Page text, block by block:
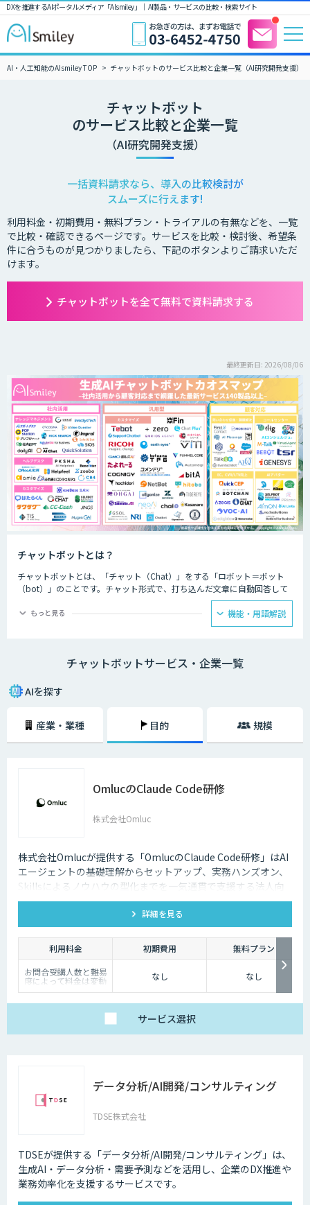
DXを推進するAIポータルメディア「AIsmiley」｜ AI製品・サービスの比較・検索サイト
AI・人工知能のAIsmiley TOP チャットボットのサービス比較と企業一覧（AI研究開発支援）
チャットボット
のサービス比較と企業一覧
（AI研究開発支援）
一括資料請求なら、導入の比較検討が
スムーズに行えます!
利用料金・初期費用・無料プラン・トライアルの有無などを、一覧
で比較・確認できるページです。サービスを比較・検討後、希望条
件に合うものが見つかりましたら、下記のボタンよりご請求いただ
けます。
チャットボットを全て無料で資料請求する
最終更新日: 2026/08/06
チャットボットとは？
チャットボットとは、「チャット（Chat）」をする「ロボット＝ボット
（bot）」のことです。チャット形式で、打ち込んだ文章に自動回答して
チャットボットは、大きく分けると「AI型」と「シナリオ型」という2つ
・AI型チャットボットの特徴
「機械学習型」といわれる仕組みを採用したチャットボットで、文章全体
の意味を理解した上で回答を返すことができるという特徴を持っていま
め、その学習を重ねるごとにチャットの回答精度が向上されていくのが大
シナリオ型チャットボットにはAIが搭載されていないため、「Aという単
語が含まれていたらBを返答する」といったルールを人間が事前に設定し
ておかなければなりません。また、AI型のように学習を重ねていくわけで
もないため、不適切な返答が行われてしまう場合には、担当者が自ら修正
企業がチャットボットを導入するメリットは以下3つが挙げられます。
・24時間365日対応できる
チャットボットを導入することで得られる最大のメリットは、24時間365
日対応できるという点です。スマートフォンの普及に伴い、ユーザーはい
つでもインターネット検索を行えるようになりました。そのため現在は、
深夜に「この商品についてもっと詳しく知りたい」と思い立つケースも少
なくないのです。
そのような場合に、チャットボットを設置しておけば、ユーザーの疑問を
ます。低コストで問い合わせ対応の環境を整えられるという点は大きなメ
リットといえるでしょう。
くありません。その質問に毎回担当者が回答していくのは、決して効率的
とはいえないでしょう。その点、チャットボットであれば問い合わせ対応
を自動化できるため、従業員は他の業務へ力を注ぐことが可能になりま
・気軽に問い合わせできる
問い合わせの窓口が電話やメールのみの場合、問い合わせというアクショ
ンを面倒に感じてしまい、離脱してしまうユーザーも少なくありません。
その点、チャットボットであれば普段の友人とのチャットと同じ感覚で質
もっと見る 機能・用語解説
チャットボットサービス・企業一覧
AIを探す
産業・業種 目的 規模
OmlucのClaude Code研修
株式会社Omluc
株式会社Omlucが提供する「OmlucのClaude Code研修」はAI
エージェントの基礎理解からセットアップ、実務ハンズオン、
Skillsによるノウハウの型化までを一気通貫で支援する法人向
け研修サービスです。
詳細を見る
利用料金 初期費用
無料プラン
お問合受講人数と難易
度によって料金は変動
いたします。
なし なし
サービス選択
データ分析/AI開発/コンサルティング
TDSE株式会社
TDSEが提供する「データ分析/AI開発/コンサルティング」は、
生成AI・データ分析・需要予測などを活用し、企業のDX推進や
業務効率化を支援するサービスです。